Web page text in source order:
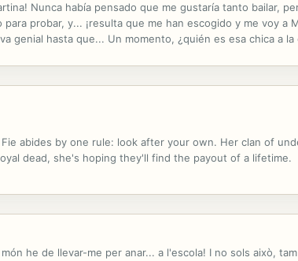
Nunca había pensado que me gustaría tanto bailar,
probar, y... ¡resulta que me han escogido y me voy a
genial hasta que... Un momento, ¿quién es esa chica a
abides by one rule: look after your own. Her clan of
dead, she's hoping they'll find the payout of a lifetime.
he de llevar-me per anar... a l'escola! I no sols això,